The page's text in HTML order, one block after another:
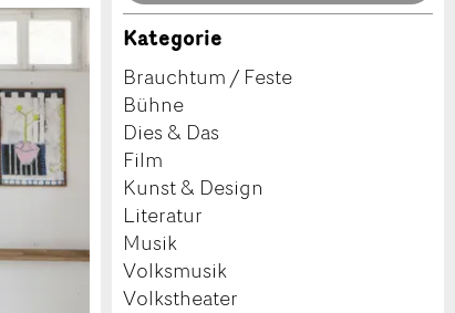
Kategorie
Brauchtum / Feste
Bühne
Dies & Das
Film
Kunst & Design
Literatur
Musik
Volksmusik
Volkstheater